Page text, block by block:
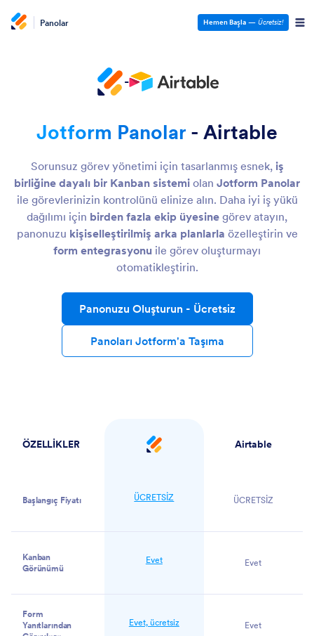
Panolar Hemen Başla — Ücretsiz!
-
Jotform Panolar - Airtable
Sorunsuz görev yönetimi için tasarlanmış esnek, iş
birliğine dayalı bir Kanban sistemi olan Jotform Panolar
ile görevlerinizin kontrolünü elinize alın. Daha iyi iş yükü
dağılımı için birden fazla ekip üyesine görev atayın,
panonuzu kişiselleştirilmiş arka planlarla özelleştirin ve
form entegrasyonu ile görev oluşturmayı
otomatikleştirin.
Panonuzu Oluşturun - Ücretsiz
Panoları Jotform'a Taşıma
ÖZELLİKLER Jotform Airtable
Başlangıç Fiyatı ÜCRETSİZ ÜCRETSİZ
Kanban
Görünümü
Evet Evet
Form
Yanıtlarından
Evet, ücretsiz Evet